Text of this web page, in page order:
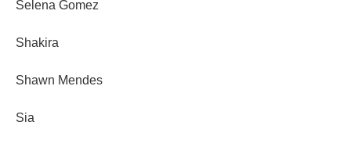
Selena Gomez
Shakira
Shawn Mendes
Sia